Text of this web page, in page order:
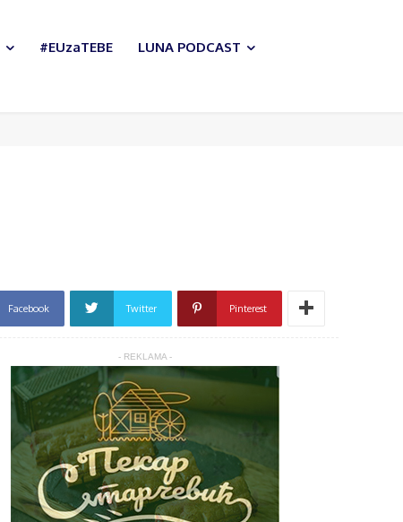
#EUzaTEBE LUNA PODCAST
Facebook Twitter Pinterest
- REKLAMA -